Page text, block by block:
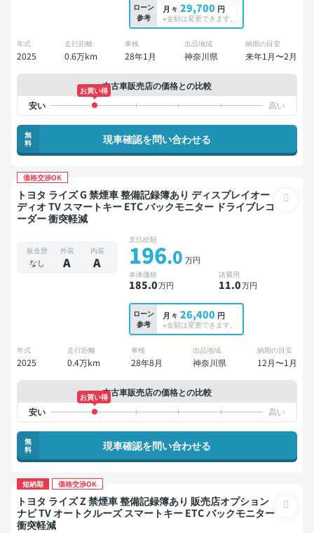
ローン
参考
月々 29,700 円
※金額は変更できます。
年式
2025
走行距離
0.6万km
車検
28年1月
出品地域
神奈川県
納期の目安
来年1月〜2月
中古車販売店の価格との比較
お買い得
無
料
現車確認を問い合わせる
価格交渉OK
トヨタ ライズ G 禁煙車 整備記録簿あり ディスプレイオー
ディオ TV スマートキー ETC バックモニター ドライブレコ
ーダー 衝突軽減
板金歴
なし
外装
A
内装
A
支払総額
196.0 万円
本体価格
185.0万円
諸費用
11.0万円
ローン
参考
月々 26,400 円
※金額は変更できます。
年式
2025
走行距離
0.4万km
車検
28年8月
出品地域
神奈川県
納期の目安
12月〜1月
中古車販売店の価格との比較
お買い得
無
料
現車確認を問い合わせる
短納期 価格交渉OK
トヨタ ライズ Z 禁煙車 整備記録簿あり 販売店オプション
ナビ TV オートクルーズ スマートキー ETC バックモニター
衝突軽減